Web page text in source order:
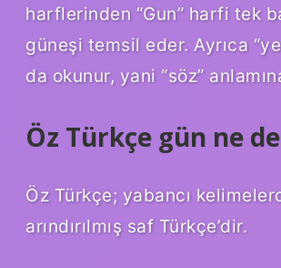
harflerinden “Gun” harfi tek
güneşi temsil eder. Ayrıca
da okunur, yani “söz”
Öz Türkçe gün ne
Öz Türkçe; yabancı
arındırılmış saf Türkçe’dir.